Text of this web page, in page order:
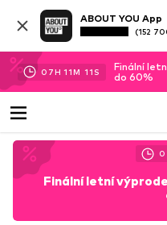
ABOUT YOU App
(152
07H 11M 08S
Finální
do 60%
Finální letní